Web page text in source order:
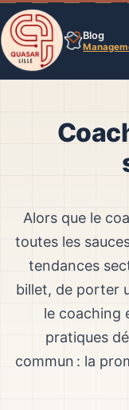
Blog
Alors que le
toutes les
tendances
billet, de porter
le coaching
pratiques
commun : la